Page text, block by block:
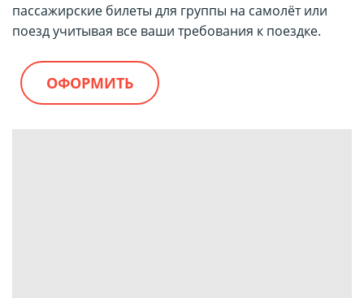
пассажирские билеты для группы на самолёт или
поезд учитывая все ваши требования к поездке.
ОФОРМИТЬ